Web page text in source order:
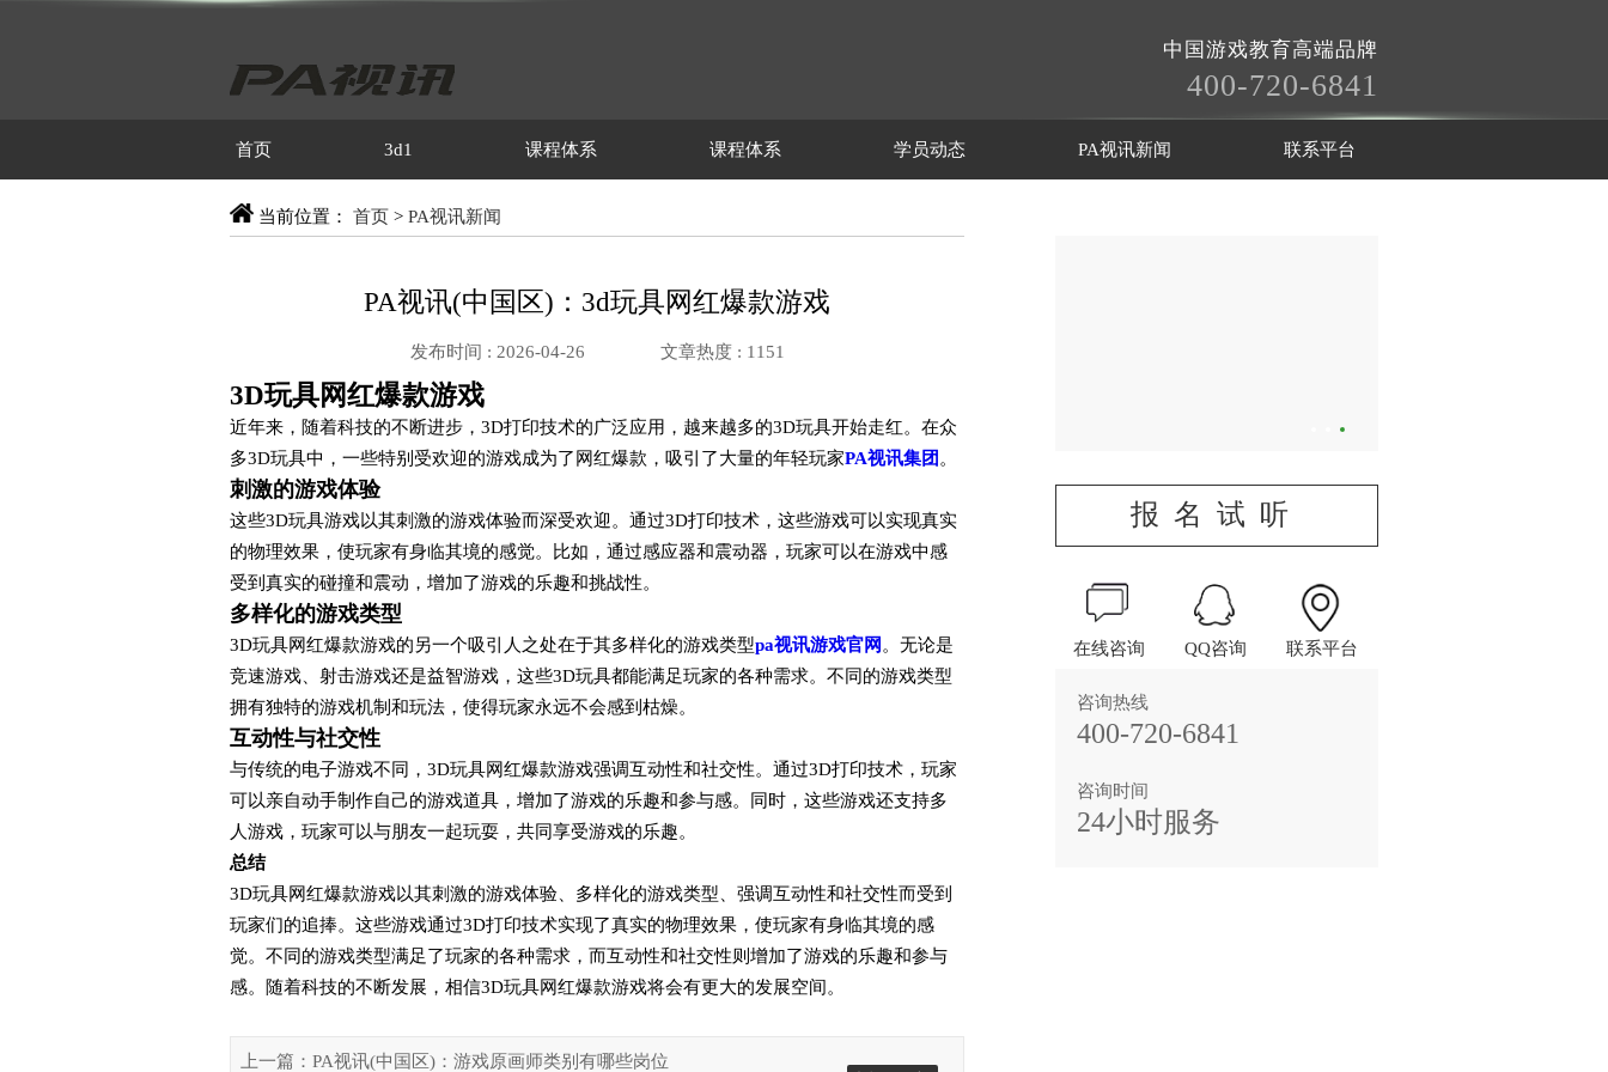
中国游戏教育高端品牌
400-720-6841
首页 3d1 课程体系 课程体系 学员动态 PA视讯新闻 联系平台
当前位置： 首页 > PA视讯新闻
PA视讯(中国区)：3d玩具网红爆款游戏
发布时间 : 2026-04-26 文章热度 : 1151
3D玩具网红爆款游戏
近年来，随着科技的不断进步，3D打印技术的广泛应用，越来越多的3D玩具开始走红。在众
多3D玩具中，一些特别受欢迎的游戏成为了网红爆款，吸引了大量的年轻玩家PA视讯集团 。
刺激的游戏体验
这些3D玩具游戏以其刺激的游戏体验而深受欢迎。通过3D打印技术，这些游戏可以实现真实
的物理效果，使玩家有身临其境的感觉。比如，通过感应器和震动器，玩家可以在游戏中感
受到真实的碰撞和震动，增加了游戏的乐趣和挑战性。
多样化的游戏类型
3D玩具网红爆款游戏的另一个吸引人之处在于其多样化的游戏类型pa视讯游戏官网 。无论是
竞速游戏、射击游戏还是益智游戏，这些3D玩具都能满足玩家的各种需求。不同的游戏类型
拥有独特的游戏机制和玩法，使得玩家永远不会感到枯燥。
互动性与社交性
与传统的电子游戏不同，3D玩具网红爆款游戏强调互动性和社交性。通过3D打印技术，玩家
可以亲自动手制作自己的游戏道具，增加了游戏的乐趣和参与感。同时，这些游戏还支持多
人游戏，玩家可以与朋友一起玩耍，共同享受游戏的乐趣。
总结
3D玩具网红爆款游戏以其刺激的游戏体验、多样化的游戏类型、强调互动性和社交性而受到
玩家们的追捧。这些游戏通过3D打印技术实现了真实的物理效果，使玩家有身临其境的感
觉。不同的游戏类型满足了玩家的各种需求，而互动性和社交性则增加了游戏的乐趣和参与
感。随着科技的不断发展，相信3D玩具网红爆款游戏将会有更大的发展空间。
上一篇：PA视讯(中国区)：游戏原画师类别有哪些岗位
报名试听
在线咨询 QQ咨询 联系平台
咨询热线
400-720-6841
咨询时间
24小时服务